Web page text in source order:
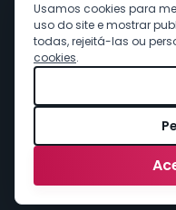
Consentimento de
Usamos cookies para
uso do site e mostrar
todas, rejeitá-las ou
cookies.